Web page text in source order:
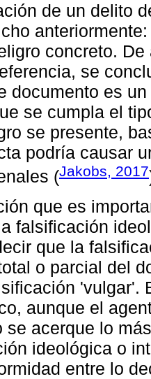
de un delito
concreto.
se
documento es
se cumpla el
se presente,
podría causar
(Jakobs, 2017
que es
falsificación
que la
o parcial del
'vulgar'.
aunque el
se acerque lo
ideológica o
entre lo